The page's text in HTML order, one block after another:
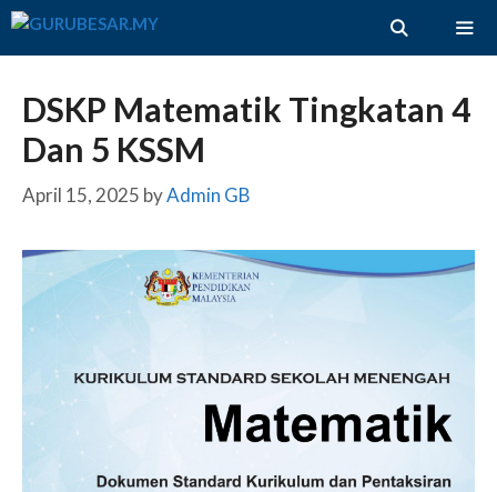
Skip
DSKP Matematik Tingkatan 4
Dan 5 KSSM
April 15, 2025 byAdmin GB